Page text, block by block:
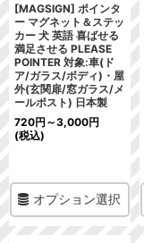
[MAGSIGN] ポインタ
ー マグネット＆ステッ
カー 犬 英語 喜ばせる
満足させる PLEASE
POINTER 対象:車(ド
ア/ガラス/ボディ)・屋
外(玄関扉/窓ガラス/メ
ールポスト) 日本製
720円 ～3,000円
(税込)
オプション選択